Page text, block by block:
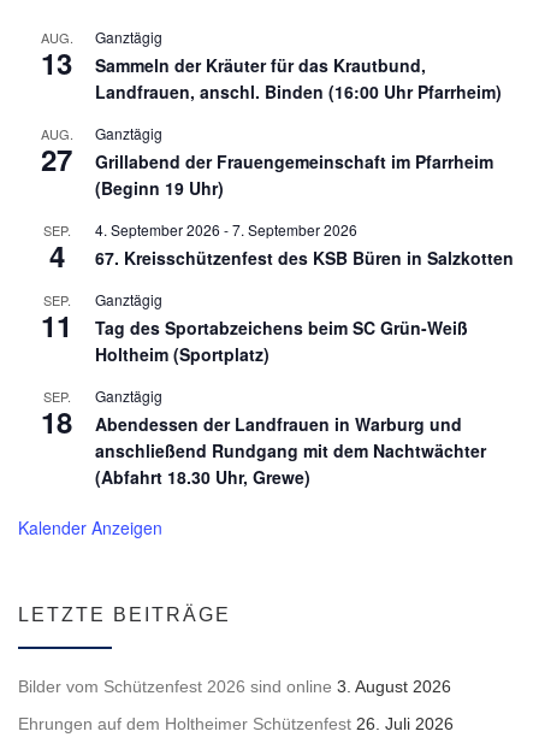
AUG.
13
Ganztägig
Sammeln der Kräuter für das Krautbund,
Landfrauen, anschl. Binden (16:00 Uhr Pfarrheim)
AUG.
27
Ganztägig
Grillabend der Frauengemeinschaft im Pfarrheim
(Beginn 19 Uhr)
SEP.
4
4. September 2026 -7. September 2026
67. Kreisschützenfest des KSB Büren in Salzkotten
SEP.
11
Ganztägig
Tag des Sportabzeichens beim SC Grün-Weiß
Holtheim (Sportplatz)
SEP.
18
Ganztägig
Abendessen der Landfrauen in Warburg und
anschließend Rundgang mit dem Nachtwächter
(Abfahrt 18.30 Uhr, Grewe)
Kalender Anzeigen
LETZTE BEITRÄGE
Bilder vom Schützenfest 2026 sind online 3. August 2026
Ehrungen auf dem Holtheimer Schützenfest 26. Juli 2026